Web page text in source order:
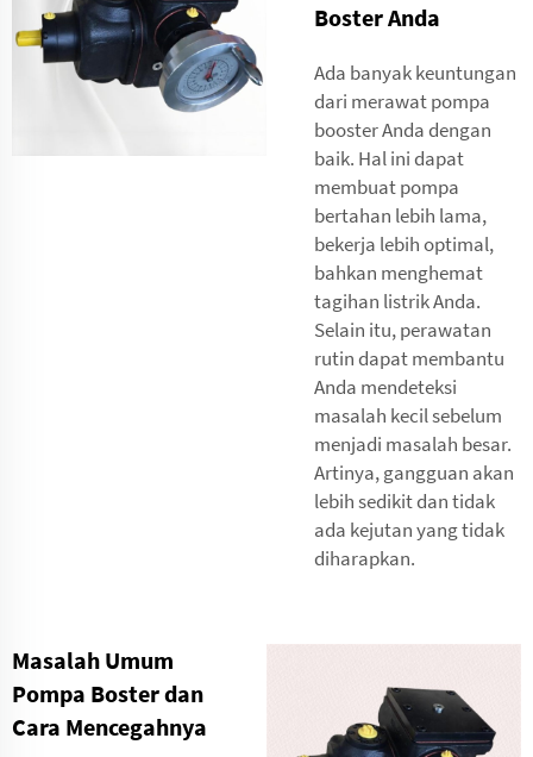
Boster Anda
Ada banyak keuntungan
dari merawat pompa
booster Anda dengan
baik. Hal ini dapat
membuat pompa
bertahan lebih lama,
bekerja lebih optimal,
bahkan menghemat
tagihan listrik Anda.
Selain itu, perawatan
rutin dapat membantu
Anda mendeteksi
masalah kecil sebelum
menjadi masalah besar.
Artinya, gangguan akan
lebih sedikit dan tidak
ada kejutan yang tidak
diharapkan.
Masalah Umum
Pompa Boster dan
Cara Mencegahnya